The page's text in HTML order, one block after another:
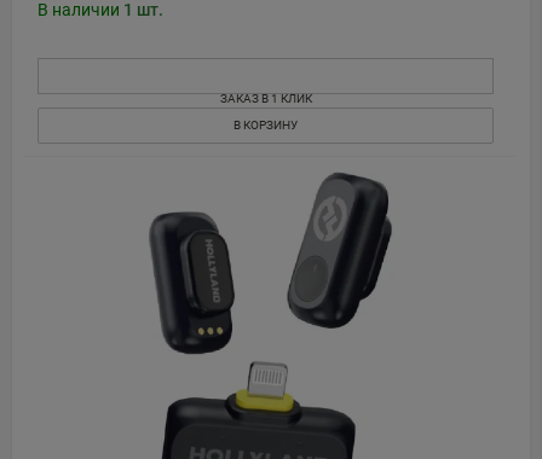
В наличии 1 шт.
ЗАКАЗ В 1 КЛИК
В КОРЗИНУ